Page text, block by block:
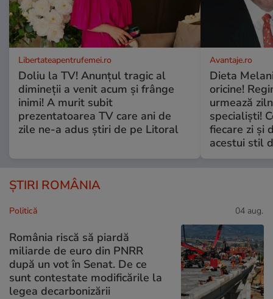
Libertateapentrufemei.ro
Doliu la TV! Anunțul tragic al
dimineții a venit acum și frânge
inimi! A murit subit
prezentatoarea TV care ani de
zile ne-a adus știri de pe Litoral
Avantaje.ro
Dieta
oricine!
urmează
specialiști!
fiecare zi și
acestui stil
ȘTIRI ROMÂNIA
Politică 04 aug.
România riscă să piardă
miliarde de euro din PNRR
după un vot în Senat. De ce
sunt contestate modificările la
legea decarbonizării